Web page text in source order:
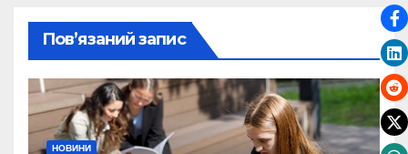
Пов’язаний запис
НОВИНИ